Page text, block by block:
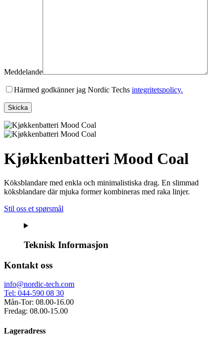
Meddelande
Härmed godkänner jag Nordic Techs integritetspolicy.
Kjøkkenbatteri Mood Coal
Köksblandare med enkla och minimalistiska drag. En slimmad
köksblandare där mjuka former kombineras med raka linjer.
Stil oss et spørsmål
Teknisk Informasjon
Kontakt oss
info@nordic-tech.com
Tel: 044-590 08 30
Mån-Tor: 08.00-16.00
Fredag: 08.00-15.00
Lageradress